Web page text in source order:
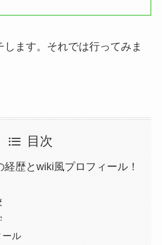
ます。それでは行ってみま
目次
歴とwiki風プロフィール！
ール